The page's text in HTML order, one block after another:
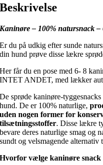
Beskrivelse
Kaninøre – 100% natursnack –
Er du på udkig efter sunde
din hund prøve disse lækre
Her får du en pose med 6- 8
INTET ANDET, med lækker
De sprøde kaninøre-
hund. De er 100% naturlige,
uden nogen former for
tilsætningsstoffer. Disse lækre
bevare deres naturlige smag og
sundt og velsmagende alternativ
Hvorfor vælge kaninøre